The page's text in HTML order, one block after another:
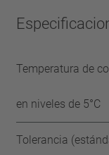
Temperatura de
en niveles de 5°C
Tolerancia